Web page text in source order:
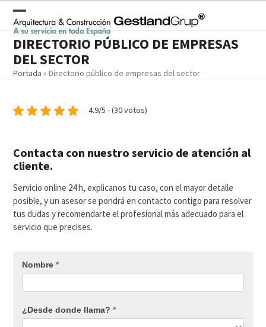
contentOpen
mobile
menu
Close
mobile
menu
DIRECTORIO PÚBLICO DE EMPRESAS
DEL SECTOR
Portada »Directorio público de empresas del sector
4.9/5 - (30 votos)
Contacta con nuestro servicio de atención al
cliente.
Servicio online 24 h, explicanos tu caso, con el mayor detalle
posible, y un asesor se pondrá en contacto contigo para resolver
tus dudas y recomendarte el profesional más adecuado para el
servicio que precises.
Nombre*
¿Desde donde llama?*